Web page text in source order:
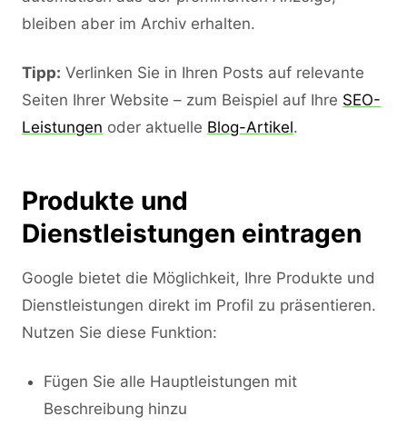
bleiben aber im Archiv erhalten.
Tipp: Verlinken Sie in Ihren Posts auf relevante
Seiten Ihrer Website – zum Beispiel auf Ihre SEO-
Leistungen oder aktuelle Blog-Artikel.
Produkte und
Dienstleistungen eintragen
Google bietet die Möglichkeit, Ihre Produkte und
Dienstleistungen direkt im Profil zu präsentieren.
Nutzen Sie diese Funktion:
Fügen Sie alle Hauptleistungen mit
Beschreibung hinzu